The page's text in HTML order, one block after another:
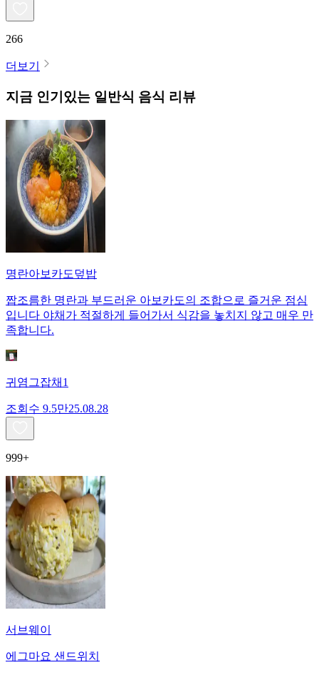
266
더보기
지금 인기있는 일반식 음식 리뷰
명란아보카도덮밥
짭조름한 명란과 부드러운 아보카도의 조합으로 즐거운 점심
입니다 야채가 적절하게 들어가서 식감을 놓치지 않고 매우 만
족합니다.
귀염그잡채1
조회수 9.5만25.08.28
999+
서브웨이
에그마요 샌드위치